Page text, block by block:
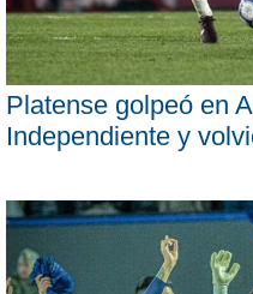
Platense golpeó en
Independiente y